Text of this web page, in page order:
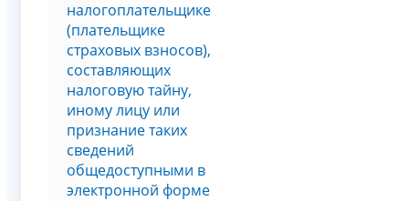
налогоплательщике
(плательщике
страховых взносов),
составляющих
налоговую тайну,
иному лицу или
признание таких
сведений
общедоступными в
электронной форме